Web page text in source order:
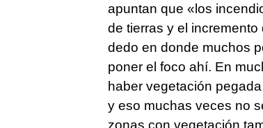
apuntan que «los
de tierras y el
dedo en donde muchos
poner el foco ahí. En
haber vegetación
y eso muchas veces no
zonas con vegetación